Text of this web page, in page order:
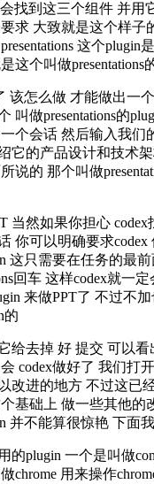
找到这三个组件 并用
求 大致就是这个样子
这个plugin
这个叫做presentations
该怎么做 才能做出一
叫做presentations的
个会话 然后输入我们
它的产品设计和技术
说的 那个叫做
当然如果你担心 codex
你可以明确要求codex
这只需要在任务的最
回车 这样codex就一定
来做PPT了 不过不
的
给去掉 好 提交 可以看
codex做好了 我们打
改进的地方 不过这已
基础上 做一些其他的
并不能算很惊艳 下面
的plugin 一个是叫做
chrome 用来操作